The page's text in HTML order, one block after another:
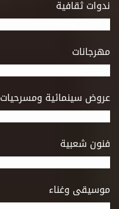
ندوات ثقافية
مهرجانات
عروض سينمائية ومسرحيات
فنون شعبية
موسيقى وغناء